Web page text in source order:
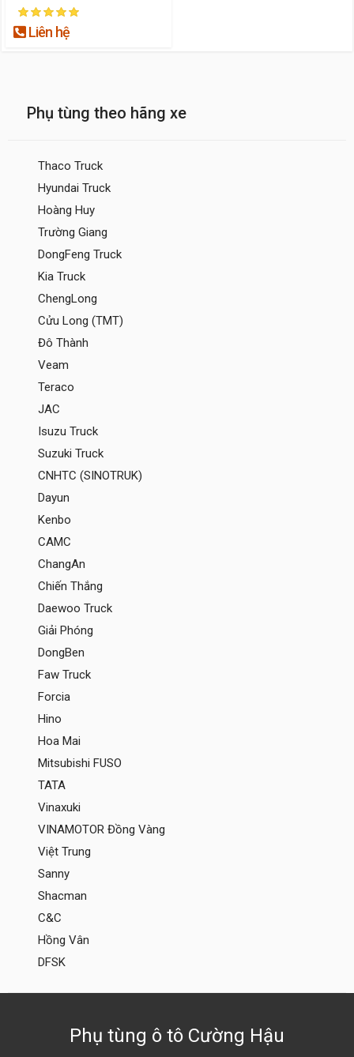
Phụ tùng theo hãng xe
Thaco Truck
Hyundai Truck
Hoàng Huy
Trường Giang
DongFeng Truck
Kia Truck
ChengLong
Cửu Long (TMT)
Đô Thành
Veam
Teraco
JAC
Isuzu Truck
Suzuki Truck
CNHTC (SINOTRUK)
Dayun
Kenbo
CAMC
ChangAn
Chiến Thắng
Daewoo Truck
Giải Phóng
DongBen
Faw Truck
Forcia
Hino
Hoa Mai
Mitsubishi FUSO
TATA
Vinaxuki
VINAMOTOR Đồng Vàng
Việt Trung
Sanny
Shacman
C&C
Hồng Vân
DFSK
Liên hệ
Phụ tùng ô tô Cường Hậu